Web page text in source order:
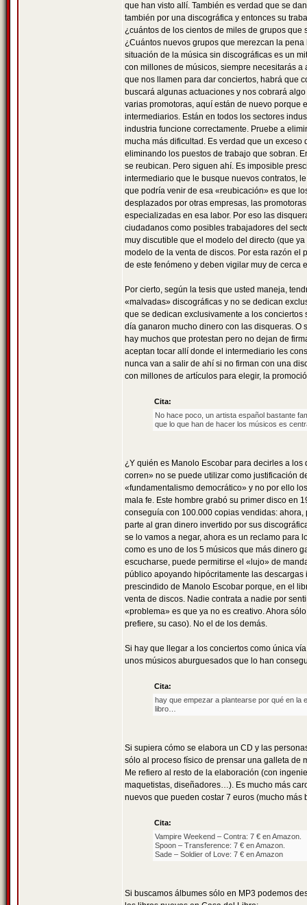
que han visto allí. También es verdad que se
también por una discográfica y entonces su
¿cuántos de los cientos de miles de grupos
¿Cuántos nuevos grupos que merezcan la
situación de la música sin discográficas es un
con millones de músicos, siempre necesitarás
que nos llamen para dar conciertos, habrá que
buscará algunas actuaciones y nos cobrará
varias promotoras, aquí están de nuevo porque
intermediarios. Están en todos los sectores
industria funcione correctamente. Pruebe a
mucha más dificultad. Es verdad que un
eliminando los puestos de trabajo que sobran.
se reubican. Pero siguen ahí. Es imposible
intermediario que le busque nuevos contratos,
que podría venir de esa «reubicación» es que
desplazados por otras empresas, las
especializadas en esa labor. Por eso las
ciudadanos como posibles trabajadores del
muy discutible que el modelo del directo (que
modelo de la venta de discos. Por esta razón
de este fenómeno y deben vigilar muy de cerca
Por cierto, según la tesis que usted maneja,
«malvadas» discográficas y no se dedican
que se dedican exclusivamente a los
día ganaron mucho dinero con las disqueras. O
hay muchos que protestan pero no dejan de
aceptan tocar allí donde el intermediario les
nunca van a salir de ahí si no firman con una
con millones de artículos para elegir, la
Cita:
No hace poco, un artista español bastante
que lo que han de hacer los músicos es
¿Y quién es Manolo Escobar para decirles a
corren» no se puede utilizar como justificación
«fundamentalismo democrático» y no por ello
mala fe. Este hombre grabó su primer disco en
conseguía con 100.000 copias vendidas:
parte al gran dinero invertido por sus
se lo vamos a negar, ahora es un reclamo para
como es uno de los 5 músicos que más dinero
escucharse, puede permitirse el «lujo» de
público apoyando hipócritamente las
prescindido de Manolo Escobar porque, en el
venta de discos. Nadie contrata a nadie por
«problema» es que ya no es creativo. Ahora
prefiere, su caso). No el de los demás.
Si hay que llegar a los conciertos como única
unos músicos aburguesados que lo han
Cita:
hay que empezar a plantearse por qué en la
libro…
Si supiera cómo se elabora un CD y las
sólo al proceso físico de prensar una galleta de
Me refiero al resto de la elaboración (con
maquetistas, diseñadores…). Es mucho más
nuevos que pueden costar 7 euros (mucho
Cita:
Vampire Weekend – Contra: 7 € en Amazon.
Spoon – Transference: 7 € en Amazon.
Sade – Soldier of Love: 7 € en Amazon
Si buscamos álbumes sólo en MP3 podemos